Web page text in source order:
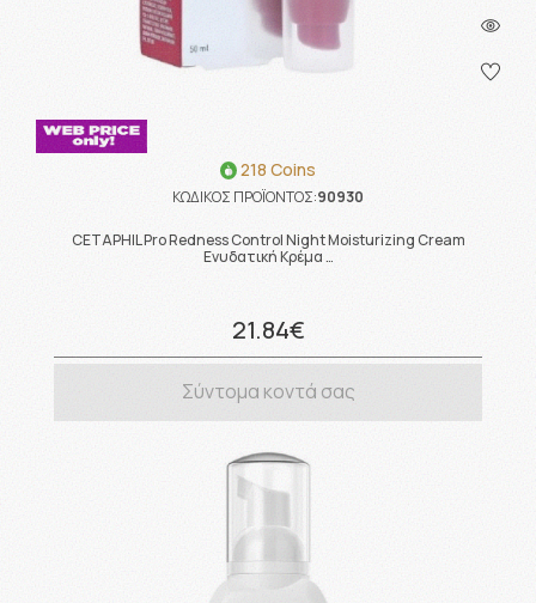
218 Coins
ΚΩΔΙΚΟΣ ΠΡΟΪΟΝΤΟΣ:90930
CETAPHIL Pro Redness Control Night Moisturizing Cream
Ενυδατική Κρέμα …
21.84€
Σύντομα κοντά σας